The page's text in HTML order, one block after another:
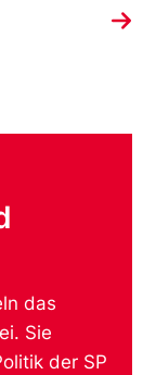
das
Sie
der SP